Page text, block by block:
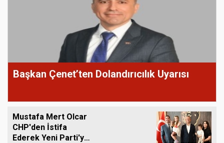
Başkan Çenet’ten Dolandırıcılık Uyarısı
Mustafa Mert Olcar
CHP'den İstifa
Ederek Yeni Parti'ye